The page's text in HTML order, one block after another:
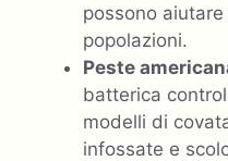
possono
popolazioni.
Peste
batterica
modelli di
infossate e